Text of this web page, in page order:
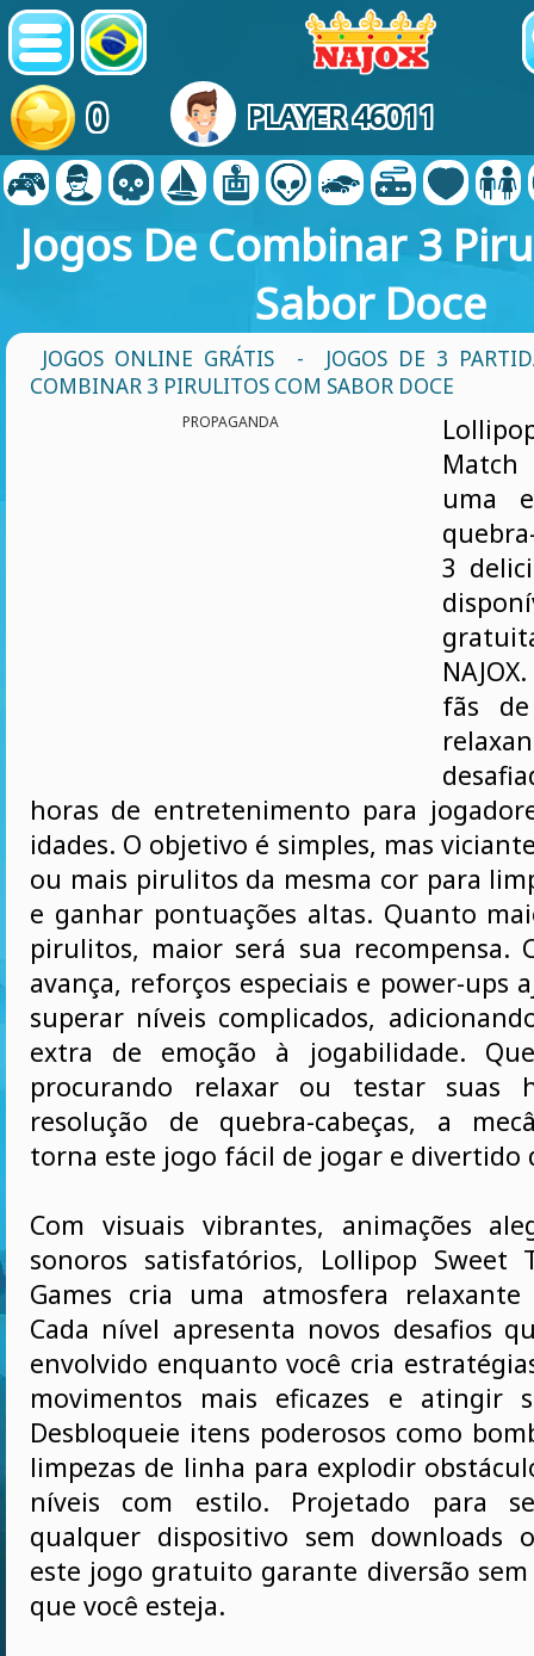
0 PLAYER 46011
Jogos De Combinar 3
Sabor Doce
JOGOS ONLINE GRÁTIS -
JOGOS DE 3
COMBINAR 3 PIRULITOS COM SABOR DOCE
PROPAGANDA
uma
3
fãs
horas de entretenimento para
idades. O objetivo é simples, mas
ou mais pirulitos da mesma cor para
e ganhar pontuações altas. Quanto
pirulitos, maior será sua recompensa.
avança, reforços especiais e power-ups
superar níveis complicados,
extra de emoção à jogabilidade.
procurando relaxar ou testar suas
resolução de quebra-cabeças, a
torna este jogo fácil de jogar e divertido
Com visuais vibrantes, animações
sonoros satisfatórios, Lollipop Sweet
Games cria uma atmosfera
Cada nível apresenta novos desafios
envolvido enquanto você cria
movimentos mais eficazes e atingir
Desbloqueie itens poderosos como
limpezas de linha para explodir
níveis com estilo. Projetado para
qualquer dispositivo sem downloads
este jogo gratuito garante diversão
que você esteja.